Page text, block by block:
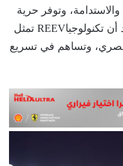
وتوفر حرية
أكبر في القيادة دون قيود، ونؤكد أن تكنولوجياREEV تمثل
وتساهم في تسريع